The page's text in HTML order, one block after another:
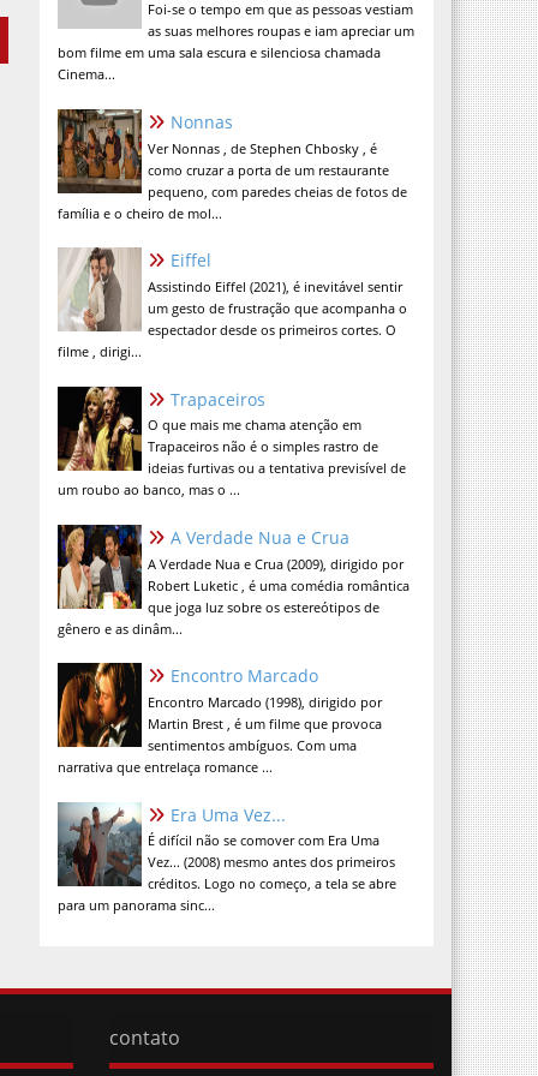
Foi-se o tempo em que as pessoas vestiam
as suas melhores roupas e iam apreciar um
bom filme em uma sala escura e silenciosa chamada
Cinema...
Nonnas
Ver Nonnas , de Stephen Chbosky , é
como cruzar a porta de um restaurante
pequeno, com paredes cheias de fotos de
família e o cheiro de mol...
Eiffel
Assistindo Eiffel (2021), é inevitável sentir
um gesto de frustração que acompanha o
espectador desde os primeiros cortes. O
filme , dirigi...
Trapaceiros
O que mais me chama atenção em
Trapaceiros não é o simples rastro de
ideias furtivas ou a tentativa previsível de
um roubo ao banco, mas o ...
A Verdade Nua e Crua
A Verdade Nua e Crua (2009), dirigido por
Robert Luketic , é uma comédia romântica
que joga luz sobre os estereótipos de
gênero e as dinâm...
Encontro Marcado
Encontro Marcado (1998), dirigido por
Martin Brest , é um filme que provoca
sentimentos ambíguos. Com uma
narrativa que entrelaça romance ...
Era Uma Vez...
É difícil não se comover com Era Uma
Vez... (2008) mesmo antes dos primeiros
créditos. Logo no começo, a tela se abre
para um panorama sinc...
contato